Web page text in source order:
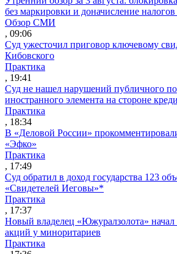
без маркировки и доначисление налогов
Обзор СМИ
, 09:06
Суд ужесточил приговор ключевому
Кибовского
Практика
, 19:41
Суд не нашел нарушений публичного
иностранного элемента на стороне
Практика
, 18:34
В «Деловой России»
«Эфко»
Практика
, 17:49
Суд обратил в доход государства 123
«Свидетелей Иеговы»*
Практика
, 17:37
Новый владелец «Южуралзолота»
акций у миноритариев
Практика